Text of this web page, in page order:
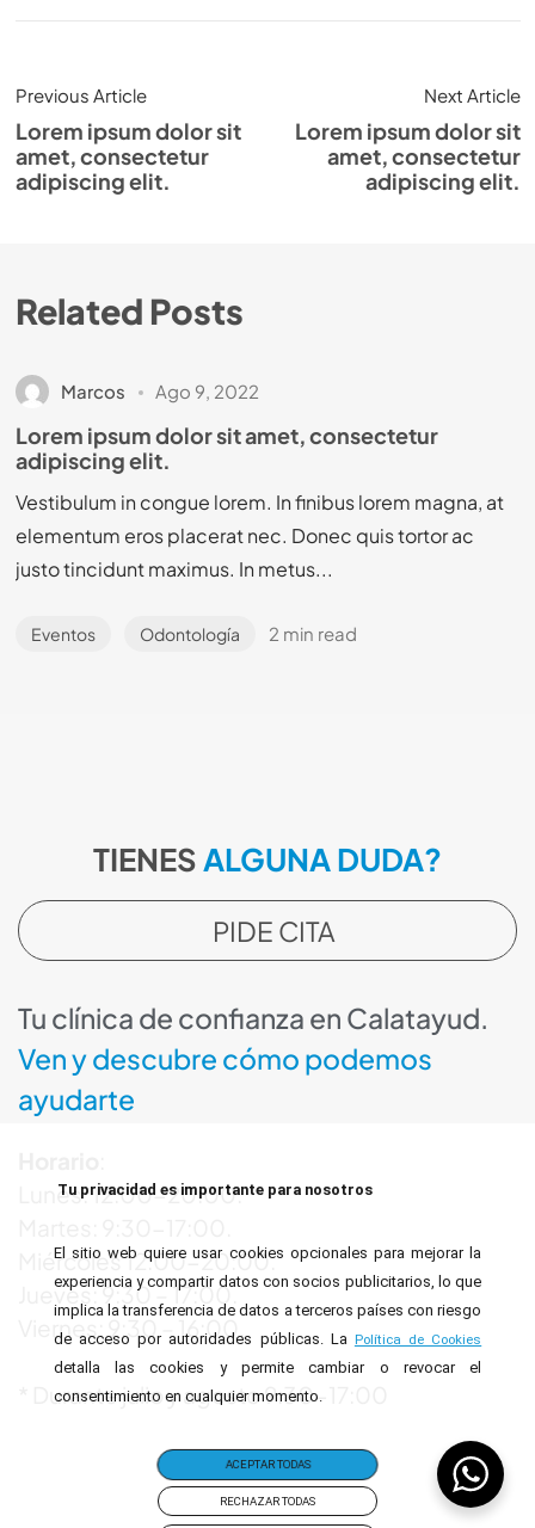
Previous Article
Lorem ipsum dolor sit
amet, consectetur
adipiscing elit.
Next Article
Lorem ipsum dolor sit
amet, consectetur
adipiscing elit.
Related Posts
Marcos Ago 9, 2022
Lorem ipsum dolor sit amet, consectetur
adipiscing elit.
Vestibulum in congue lorem. In finibus lorem magna, at
elementum eros placerat nec. Donec quis tortor ac
justo tincidunt maximus. In metus...
Eventos Odontología 2 min read
TIENESALGUNA DUDA?
PIDE CITA
Tu clínica de confianza en Calatayud.
Ven y descubre cómo podemos
ayudarte
Lunes: 12:00-20:00.
Miércoles 12:00-20:00.
Jueves: 9:30 – 17:00.
Viernes: 9:30 – 16:00.
* Durante julio y agosto 9:30-17:00
Tu privacidad es importante para nosotros
El sitio web quiere usar cookies opcionales para mejorar la
experiencia y compartir datos con socios publicitarios, lo que
implica la transferencia de datos a terceros países con riesgo
de acceso por autoridades públicas. La Política de Cookies
detalla las cookies y permite cambiar o revocar el
consentimiento en cualquier momento.
ACEPTAR TODAS
RECHAZAR TODAS